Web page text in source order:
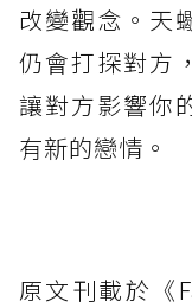
改變觀念。天
仍會打探對方
讓對方影響你
有新的戀情。
原文刊載於《